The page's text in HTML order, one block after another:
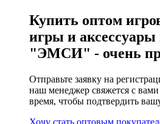
Купить оптом
игры и
"ЭМСИ" - очень
Отправьте заявку на
наш менеджер свяжется с
время, чтобы подтвердить
Хочу стать оптовым